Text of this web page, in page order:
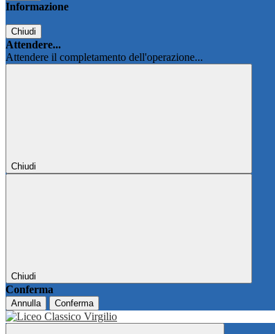
Informazione
Chiudi
Attendere...
Attendere il completamento dell'operazione...
Chiudi
Chiudi
Conferma
Annulla Conferma